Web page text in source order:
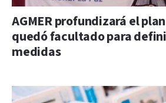
AGMER profundizará el
quedó facultado para
medidas